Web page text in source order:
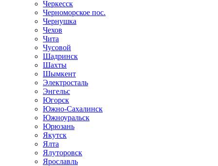
Черкесск
Черноморское пос.
Чернушка
Чехов
Чита
Чусовой
Шадринск
Шахты
Шымкент
Электросталь
Энгельс
Югорск
Южно-Сахалинск
Южноуральск
Юрюзань
Якутск
Ялта
Ялуторовск
Ярославль